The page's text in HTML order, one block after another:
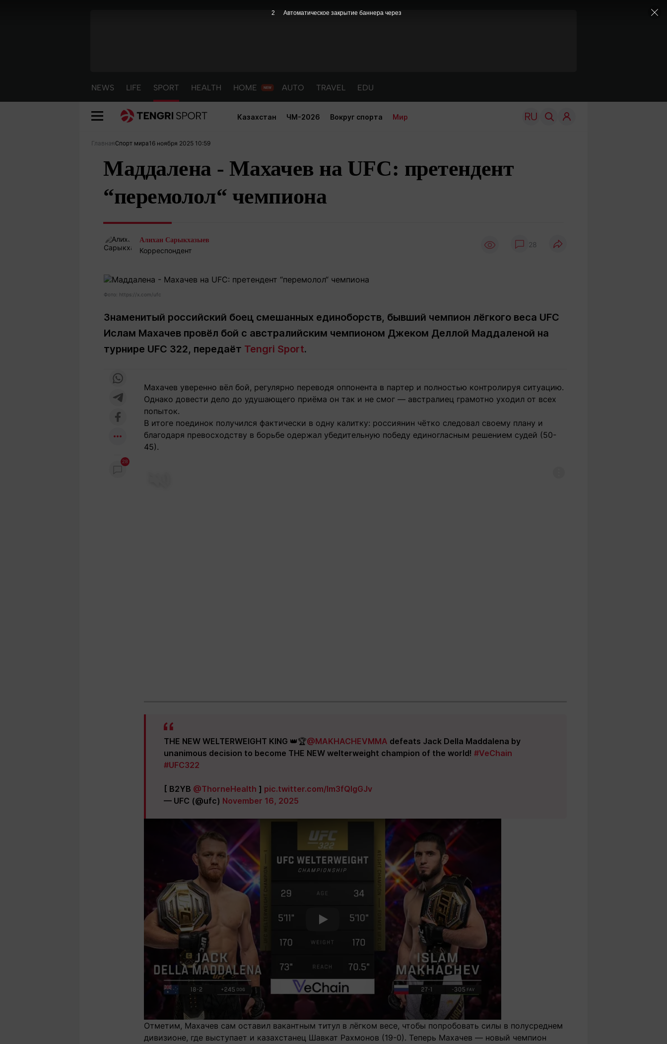
NEWS LIFE SPORT HEALTH HOME AUTO TRAVEL EDU
Казахстан ЧМ-2026 Вокруг спорта Мир
NEWS
Погода
Рейтинги
Гороскопы
SPORT
Путевые
Учебные
О проекте Контакты редакции Вакансии Реклама Пресс-центр Светлая тема
Редакция
+7 (777) 001 44 99 +7 (700) 3 888 188
Главная Спорт мира16 ноября 2025 10:59
Маддалена - Махачев на UFC: претендент
“перемолол“ чемпиона
Алихан Сарыкхазыев
Корреспондент
28
Фото: https://x.com/ufc
Знаменитый российский боец смешанных единоборств, бывший чемпион лёгкого веса UFC
Ислам Махачев провёл бой с австралийским чемпионом Джеком Деллой Маддаленой на
турнире UFC 322, передаёт Tengri Sport.
28
Махачев уверенно вёл бой, регулярно переводя оппонента в партер и полностью контролируя ситуацию.
Однако довести дело до удушающего приёма он так и не смог — австралиец грамотно уходил от всех
попыток.
В итоге поединок получился фактически в одну калитку: россиянин чётко следовал своему плану и
благодаря превосходству в борьбе одержал убедительную победу единогласным решением судей (50-
45).
THE NEW WELTERWEIGHT KING 👑🏆@MAKHACHEVMMA defeats Jack Della Maddalena by
unanimous decision to become THE NEW welterweight champion of the world! #VeChain
#UFC322
[ B2YB @ThorneHealth ] pic.twitter.com/lm3fQlgGJv
— UFC (@ufc) November 16, 2025
Смотреть видео YouTube
Отметим, Махачев сам оставил вакантным титул в лёгком весе, чтобы попробовать силы в полусреднем
дивизионе, где выступает и казахстанец Шавкат Рахмонов (19-0). Теперь Махачев — новый чемпион
1 Автоматическое закрытие баннера через